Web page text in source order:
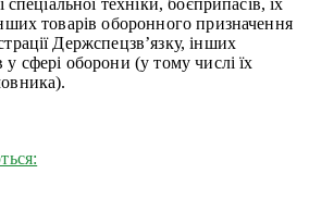
товарів оборонного призначення
Держспецзв’язку, інших
сфері оборони (у тому числі їх